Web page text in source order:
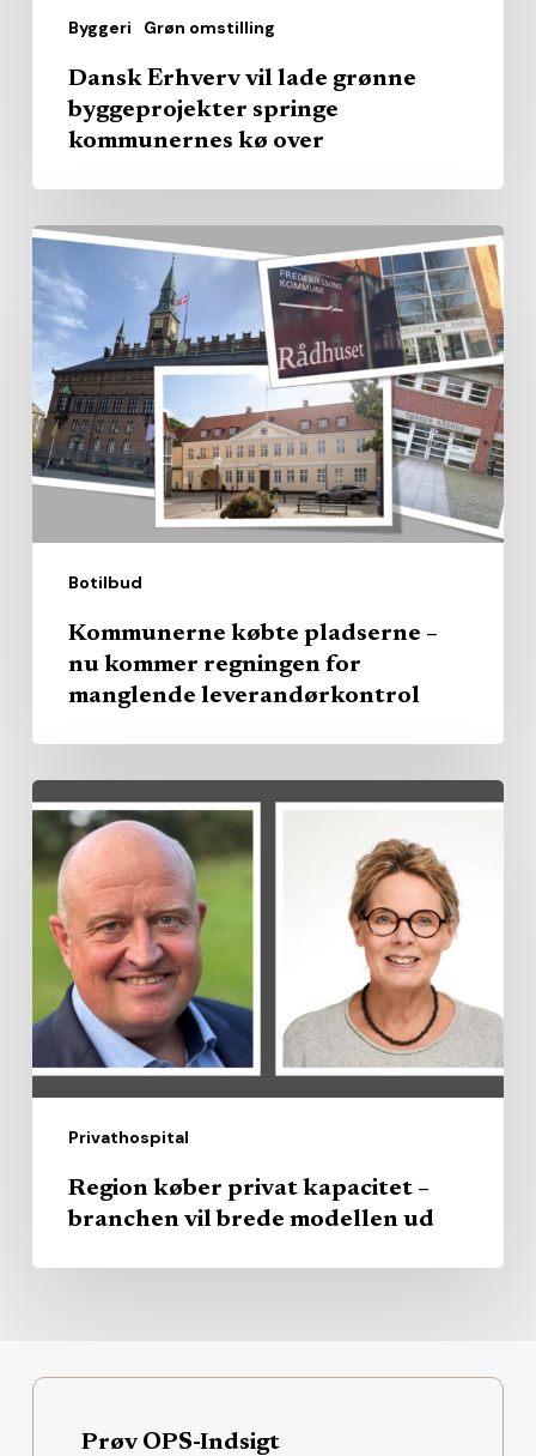
Byggeri Grøn omstilling
Dansk Erhverv vil lade grønne
byggeprojekter springe
kommunernes kø over
Botilbud
Kommunerne
købte
pladserne
–
nu
kommer
regningen
for
Kommunerne købte pladserne –
nu kommer regningen for
manglende leverandørkontrol
Privathospital
Region
køber
privat
kapacitet
branchen
brede
modellen
Region køber privat kapacitet –
branchen vil brede modellen ud
Prøv OPS-Indsigt